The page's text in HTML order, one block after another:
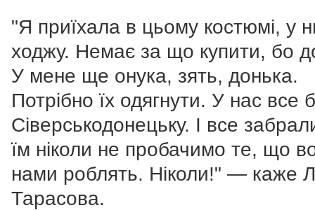
"Я приїхала в цьому костюмі, у
ходжу. Немає за що купити, бо
У мене ще онука, зять, донька.
Потрібно їх одягнути. У нас все
Сіверськодонецьку. І все
їм ніколи не пробачимо те, що
нами роблять. Ніколи!" — каже
Тарасова.